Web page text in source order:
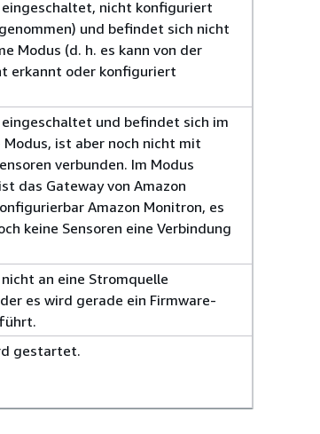
eingeschaltet, nicht konfiguriert
und befindet sich nicht
Modus (d. h. es kann von der
erkannt oder konfiguriert
und befindet sich im
ist aber noch nicht mit
verbunden. Im Modus
das Gateway von Amazon
Amazon Monitron, es
keine Sensoren eine Verbindung
an eine Stromquelle
es wird gerade ein Firmware-
gestartet.